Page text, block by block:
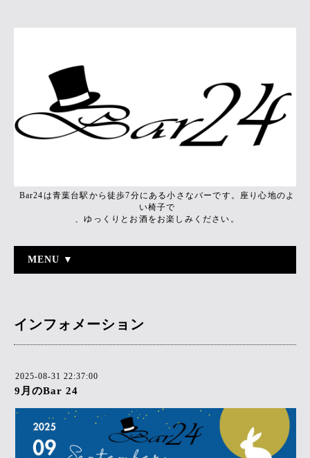
Bar24は青葉台駅から徒歩7分にある小さなバーです。座り心地のよ
い椅子で
、ゆっくりとお酒をお楽しみください。
MENU ▼
インフォメーション
2025-08-31 22:37:00
9月のBar 24